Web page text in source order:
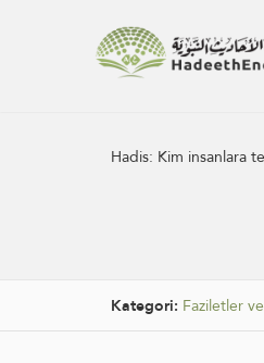
Hadis: Kim insanlara
Kategori: Faziletler